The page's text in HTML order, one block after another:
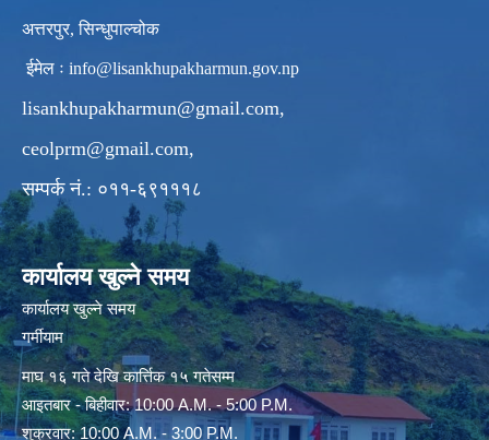
अत्तरपुर, सिन्धुपाल्चोक
ईमेल ः info@lisankhupakharmun.gov.np
lisankhupakharmun@gmail.com,
ceolprm@gmail.com,
सम्पर्क नं.: ०११-६९१११८
कार्यालय खुल्ने समय
कार्यालय खुल्ने समय
गर्मीयाम
माघ १६ गते देखि कार्त्तिक १५ गतेसम्म
आइतबार - बिहीवार: 10:00 A.M. - 5:00 P.M.
शुक्रवार: 10:00 A.M. - 3:00 P.M.